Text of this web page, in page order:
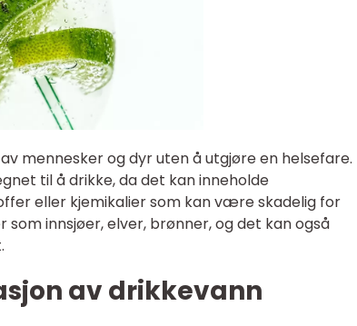
mennesker og dyr uten å utgjøre en helsefare.
til å drikke, da det kan inneholde
eller kjemikalier som kan være skadelig for
innsjøer, elver, brønner, og det kan også
av drikkevann